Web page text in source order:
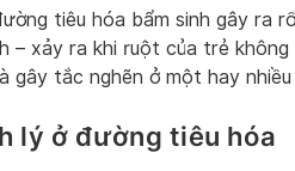
tiêu hóa bẩm sinh gây ra
– xảy ra khi ruột của trẻ
gây tắc nghẽn ở một hay
lý ở đường tiêu hóa